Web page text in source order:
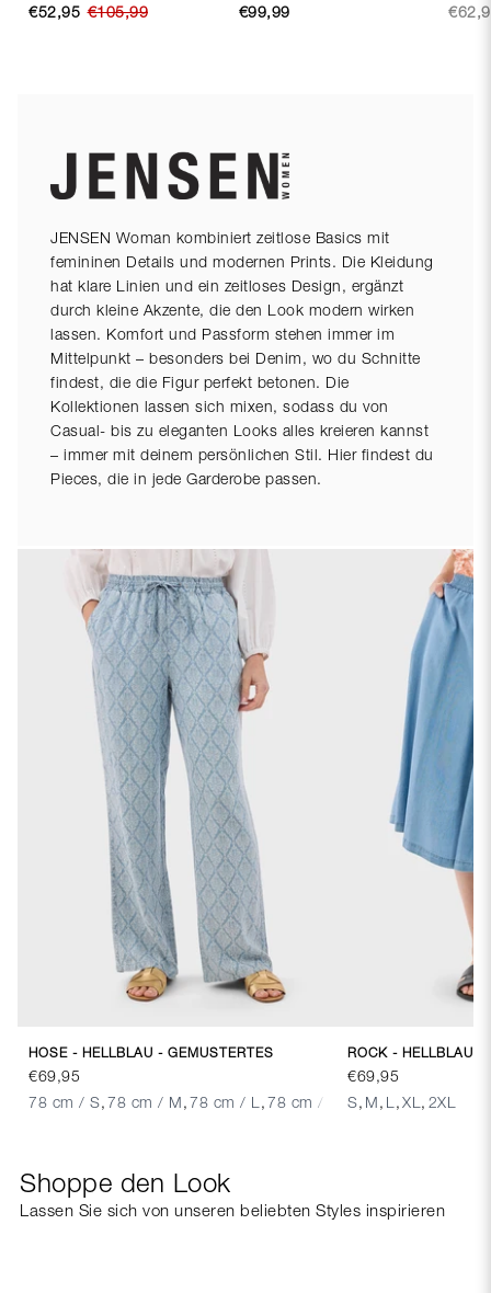
€52,95 €105,99 €99,99
JENSEN Woman kombiniert zeitlose Basics mit
femininen Details und modernen Prints. Die Kleidung
hat klare Linien und ein zeitloses Design, ergänzt
durch kleine Akzente, die den Look modern wirken
lassen. Komfort und Passform stehen immer im
Mittelpunkt – besonders bei Denim, wo du Schnitte
findest, die die Figur perfekt betonen. Die
Kollektionen lassen sich mixen, sodass du von
Casual- bis zu eleganten Looks alles kreieren kannst
– immer mit deinem persönlichen Stil. Hier findest du
Pieces, die in jede Garderobe passen.
HOSE - HELLBLAU - GEMUSTERTES
€69,95
78 cm / S,78 cm / M,78 cm / L ,78 cm / XL ,78 cm / 2XL
€69,95
S, M, L ,XL , 2XL
Shoppe den Look
Lassen Sie sich von unseren beliebten Styles inspirieren